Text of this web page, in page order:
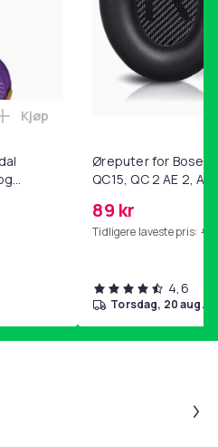
Legg Magetrener, 6-rørs
Kjøp
Øreputer for Bose
QC15, QC 2 AE 2, AE
89 kr
Tidligere laveste pris: 99
4,6
torsdag, 20 aug.